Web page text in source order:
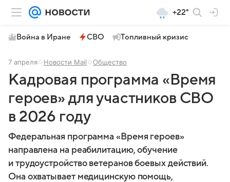
+22°
Война в Иране СВО Топливный кризис
7 апреля Новости Mail Общество
Кадровая программа «Время
героев» для участников СВО
в 2026 году
Федеральная программа «Время героев»
направлена на реабилитацию, обучение
и трудоустройство ветеранов боевых действий.
Она охватывает медицинскую помощь,